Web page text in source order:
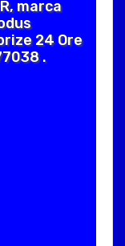
marca
24 Ore
.